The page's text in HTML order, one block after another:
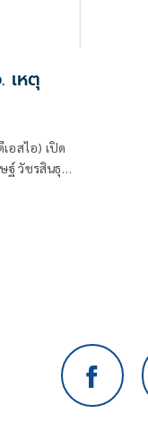
เหตุ
อสไอ) เปิด
ฐ์ วัชรสินธุ